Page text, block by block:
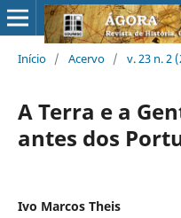
Início / Acervo / v. 23 n. 2
A Terra e a
antes dos
Ivo Marcos Theis